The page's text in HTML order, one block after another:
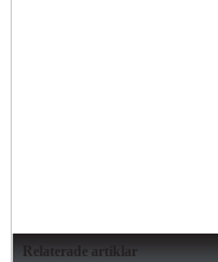
Relaterade artiklar